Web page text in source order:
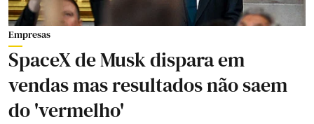
Empresas
SpaceX de Musk dispara em
vendas mas resultados não saem
do 'vermelho'